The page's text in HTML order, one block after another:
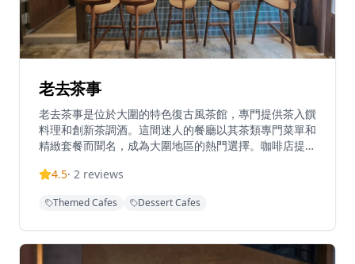
老去茶事
老去茶事是位於大圍的特色復古風茶館，專門提供茶入饌
料理和創新茶調酒。這間迷人的餐廳以其茶類專門菜單和
精緻套餐而聞名，成為大圍地區的熱門選擇。咖啡店提供
酒套餐，每套包含特調飲品、茶品和配搭小食，均經精心
21:00，提供堂食和外賣服務，是享受悠閒下午茶時光的
雞胸肉、先苦後甜鍋煮奶茶、重焙烏龍茶卷蛋等特色料
4.5· 2 reviews
Themed Cafes Dessert Cafes